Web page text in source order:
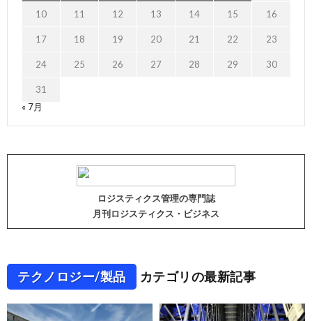
10 11 12 13 14 15 16
17 18 19 20 21 22 23
24 25 26 27 28 29 30
31
« 7月
ロジスティクス管理の専門誌
月刊ロジスティクス・ビジネス
テクノロジー/製品 カテゴリの最新記事